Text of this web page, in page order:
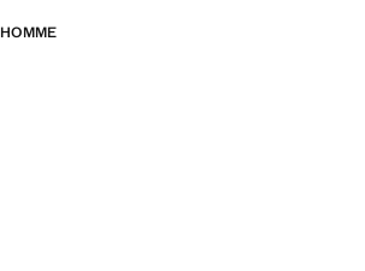
HOMME